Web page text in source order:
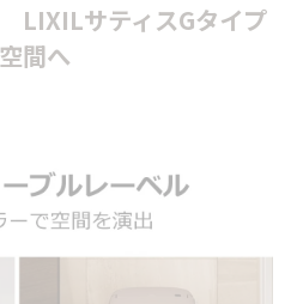
LIXILサティスGタイプ
間へ